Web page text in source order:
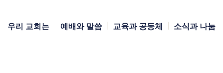
우리 교회는 예배와 말씀 교육과 공동체 소식과 나눔